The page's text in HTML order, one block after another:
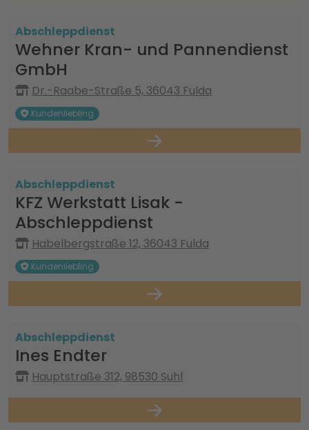
Abschleppdienst
Wehner Kran- und Pannendienst
GmbH
Dr.-Raabe-Straße 5, 36043 Fulda
Kundenliebling
Abschleppdienst
KFZ Werkstatt Lisak -
Abschleppdienst
Habelbergstraße 12, 36043 Fulda
Kundenliebling
Abschleppdienst
Ines Endter
Hauptstraße 312, 98530 Suhl